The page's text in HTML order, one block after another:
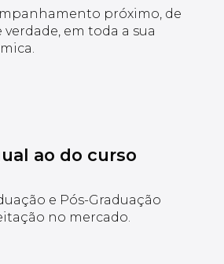
próximo, de
verdade, em toda a sua
ao do curso
e Pós-Graduação
no mercado.